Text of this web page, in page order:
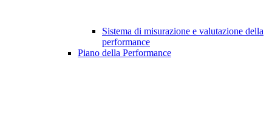
Sistema di misurazione e valutazione della
performance
Piano della Performance